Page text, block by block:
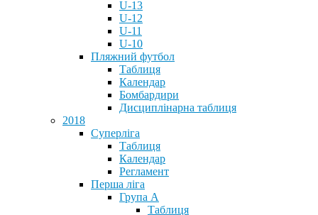
U-13
U-12
U-11
U-10
Пляжний футбол
Таблиця
Календар
Бомбардири
Дисциплінарна таблиця
2018
Суперліга
Таблиця
Календар
Регламент
Перша ліга
Група А
Таблиця